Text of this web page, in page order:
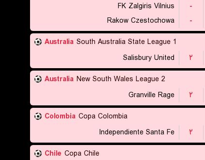
FK Zalgiris Vilnius
-
Rakow Czestochowa
-
Australia South Australia State League 1
Salisbury United
۲
Australia New South Wales League 2
Granville Rage
۲
Colombia Copa Colombia
Independiente Santa Fe
۲
Chile Copa Chile